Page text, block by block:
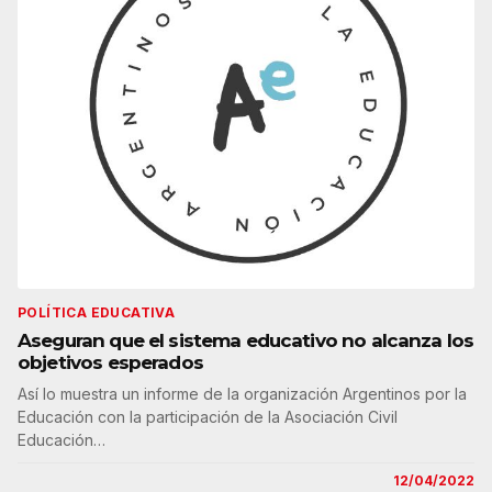
POLÍTICA EDUCATIVA
Aseguran que el sistema educativo no alcanza los
objetivos esperados
Así lo muestra un informe de la organización Argentinos por la
Educación con la participación de la Asociación Civil
Educación…
12/04/2022